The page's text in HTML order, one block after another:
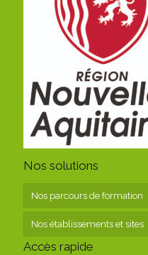
Nos solutions
Nos parcours de formation
Nos établissements et sites
Accès rapide